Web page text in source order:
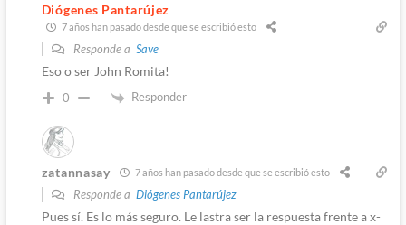
Diógenes Pantarújez
7 años han pasado desde que se escribió esto
Responde a Save
Eso o ser John Romita!
0 Responder
zatannasay 7 años han pasado desde que se escribió esto
Responde a Diógenes Pantarújez
Pues sí. Es lo más seguro. Le lastra ser la respuesta frente a x-